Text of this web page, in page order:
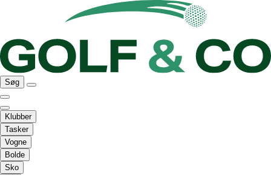
Søg
Klubber
Tasker
Vogne
Bolde
Sko